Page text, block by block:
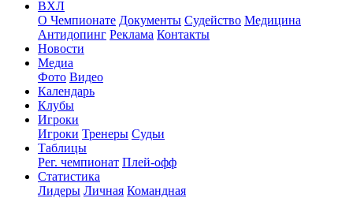
ВХЛ
О Чемпионате Документы Судейство Медицина
Антидопинг Реклама Контакты
Новости
Медиа
Фото Видео
Календарь
Клубы
Игроки
Игроки Тренеры Судьи
Таблицы
Рег. чемпионат Плей-офф
Статистика
Лидеры Личная Командная